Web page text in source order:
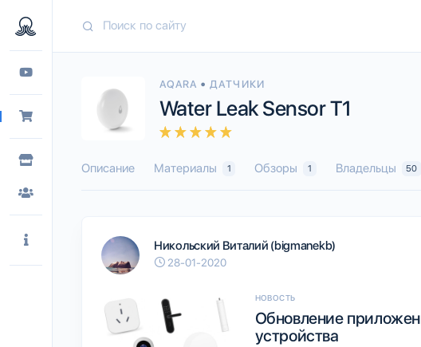
AQARA • ДАТЧИКИ
Water Leak Sensor T1
Описание Материалы 1 Обзоры 1 Владельцы 50
Никольский Виталий (bigmanekb)
28-01-2020
НОВОСТЬ
Обновление
устройства